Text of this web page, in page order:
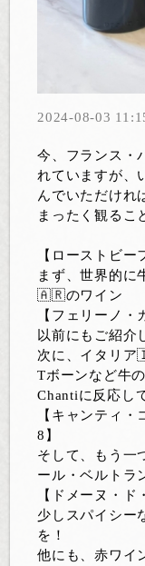
2024-08-03
今、フランス・
れていますが、
んでいただけれ
まったく観る
【ローストビー
まず、世界的に
🇦🇷のワイン
【フェリーノ・
以前にもご紹介
次に、イタリ
Tボーンなど牛
Chantiに反応し
【キャンティ
8】
そして、もう
ール・ベルトラ
【ドメーヌ・ド
少しスパイシー
を！
他にも、赤ワイ